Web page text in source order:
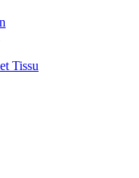
Tissu